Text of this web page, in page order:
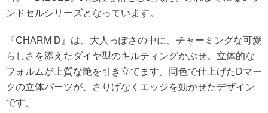
ンドセルシリーズとなっています。
『CHARM D』は、大人っぽさの中に、チャーミングな可愛
らしさを添えたダイヤ型のキルティングかぶせ。立体的な
フォルムが上質な艶を引き立てます。同色で仕上げたDマー
クの立体パーツが、さりげなくエッジを効かせたデザイン
です。